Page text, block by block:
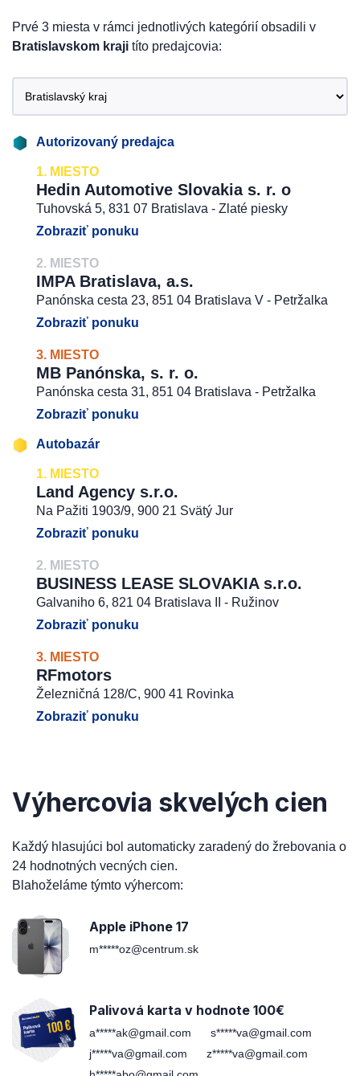
Prvé 3 miesta v rámci jednotlivých kategórií obsadili v
Bratislavskom kraji títo predajcovia:
Autorizovaný predajca
1. MIESTO
Hedin Automotive Slovakia s. r. o
Tuhovská 5, 831 07 Bratislava - Zlaté piesky
Zobraziť ponuku
2. MIESTO
IMPA Bratislava, a.s.
Panónska cesta 23, 851 04 Bratislava V - Petržalka
Zobraziť ponuku
3. MIESTO
MB Panónska, s. r. o.
Panónska cesta 31, 851 04 Bratislava - Petržalka
Zobraziť ponuku
Autobazár
1. MIESTO
Land Agency s.r.o.
Na Pažiti 1903/9, 900 21 Svätý Jur
Zobraziť ponuku
2. MIESTO
BUSINESS LEASE SLOVAKIA s.r.o.
Galvaniho 6, 821 04 Bratislava II - Ružinov
Zobraziť ponuku
3. MIESTO
RFmotors
Železničná 128/C, 900 41 Rovinka
Zobraziť ponuku
Výhercovia skvelých cien
Každý hlasujúci bol automaticky zaradený do žrebovania o
24 hodnotných vecných cien.
Blahoželáme týmto výhercom:
Apple iPhone 17
m*****oz@centrum.sk
Palivová karta v hodnote 100€
a*****ak@gmail.com
s*****va@gmail.com
j*****va@gmail.com
z*****va@gmail.com